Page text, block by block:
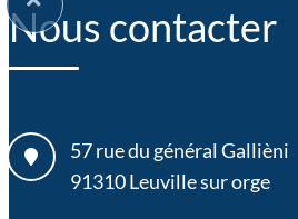
Nous contacter
57 rue du général Gallièni
91310Leuville sur orge